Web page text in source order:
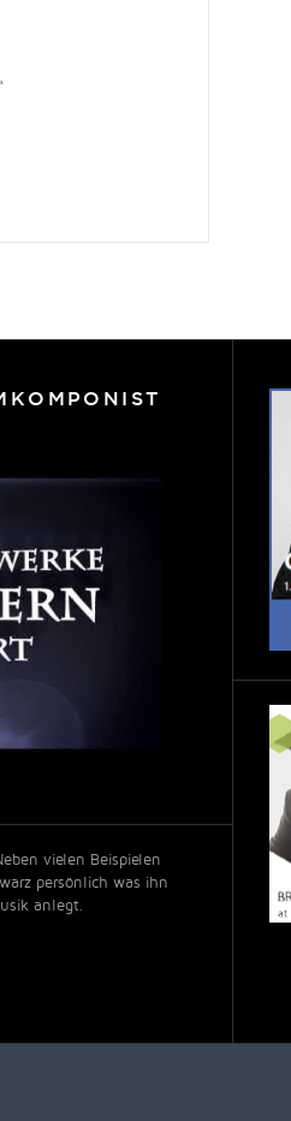
vielen Beispielen
persönlich was ihn
anlegt.